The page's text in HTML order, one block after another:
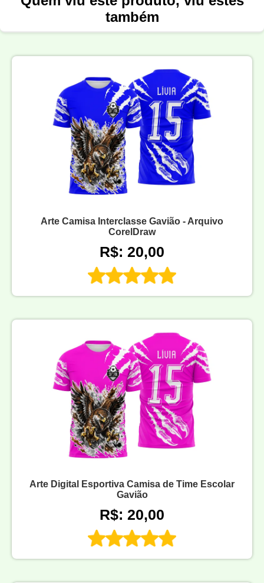
também
Arte Camisa Interclasse Gavião - Arquivo
CorelDraw
R$: 20,00
Arte Digital Esportiva Camisa de Time Escolar
Gavião
R$: 20,00